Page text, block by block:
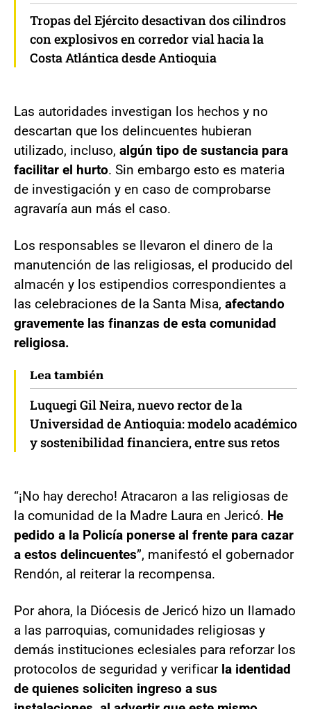
Tropas del Ejército desactivan dos cilindros
con explosivos en corredor vial hacia la
Costa Atlántica desde Antioquia
Las autoridades investigan los hechos y no
descartan que los delincuentes hubieran
utilizado, incluso, algún tipo de sustancia para
facilitar el hurto. Sin embargo esto es materia
de investigación y en caso de comprobarse
agravaría aun más el caso.
Los responsables se llevaron el dinero de la
manutención de las religiosas, el producido del
almacén y los estipendios correspondientes a
las celebraciones de la Santa Misa, afectando
gravemente las finanzas de esta comunidad
religiosa.
Lea también
Luquegi Gil Neira, nuevo rector de la
Universidad de Antioquia: modelo académico
y sostenibilidad financiera, entre sus retos
“¡No hay derecho! Atracaron a las religiosas de
la comunidad de la Madre Laura en Jericó. He
pedido a la Policía ponerse al frente para cazar
a estos delincuentes”, manifestó el gobernador
Rendón, al reiterar la recompensa.
Por ahora, la Diócesis de Jericó hizo un llamado
a las parroquias, comunidades religiosas y
demás instituciones eclesiales para reforzar los
protocolos de seguridad y verificar la identidad
de quienes soliciten ingreso a sus